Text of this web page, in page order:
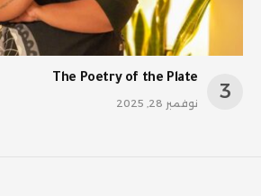
The Poetry of the Plate
نوفمبر 28, 2025